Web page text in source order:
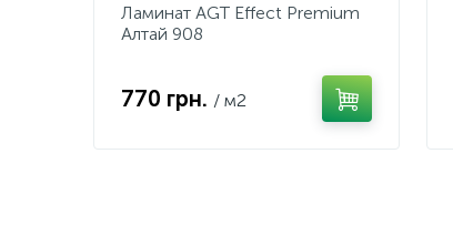
Ламинат AGT Effect Premium
Алтай 908
770 грн. / м2